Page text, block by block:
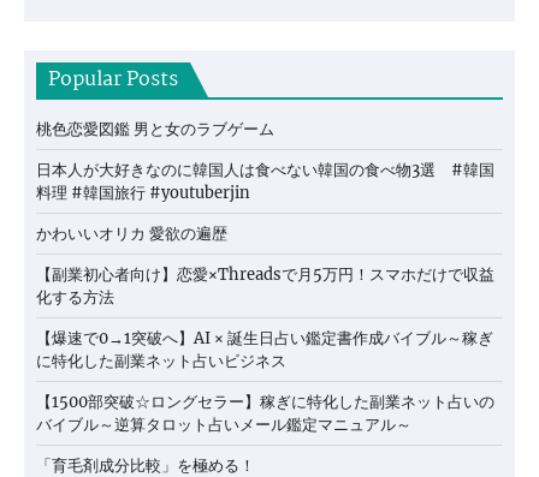
Popular Posts
桃色恋愛図鑑 男と女のラブゲーム
日本人が大好きなのに韓国人は食べない韓国の食べ物3選 #韓国
料理 #韓国旅行 #youtuberjin
かわいいオリカ 愛欲の遍歴
【副業初心者向け】恋愛×Threadsで月5万円！スマホだけで収益
化する方法
【爆速で0→1突破へ】AI × 誕生日占い鑑定書作成バイブル～稼ぎ
に特化した副業ネット占いビジネス
【1500部突破☆ロングセラー】稼ぎに特化した副業ネット占いの
バイブル～逆算タロット占いメール鑑定マニュアル～
「育毛剤成分比較」を極める！